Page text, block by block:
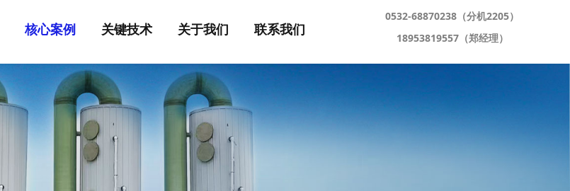
核心案例 关键技术 关于我们 联系我们
0532-68870238（分机2205）
18953819557（郑经理）